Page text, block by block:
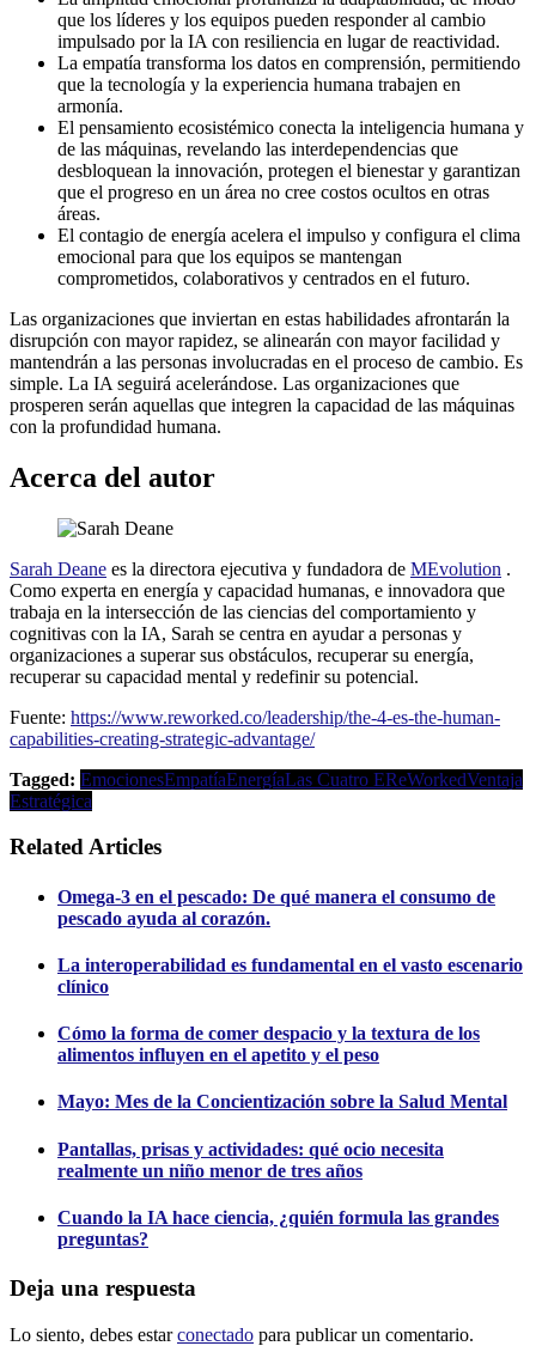
que los líderes y los equipos pueden responder al cambio
impulsado por la IA con resiliencia en lugar de reactividad.
La empatía transforma los datos en comprensión, permitiendo
que la tecnología y la experiencia humana trabajen en
armonía.
El pensamiento ecosistémico conecta la inteligencia humana y
de las máquinas, revelando las interdependencias que
desbloquean la innovación, protegen el bienestar y garantizan
que el progreso en un área no cree costos ocultos en otras
áreas.
El contagio de energía acelera el impulso y configura el clima
emocional para que los equipos se mantengan
comprometidos, colaborativos y centrados en el futuro.
Las organizaciones que inviertan en estas habilidades afrontarán la
disrupción con mayor rapidez, se alinearán con mayor facilidad y
mantendrán a las personas involucradas en el proceso de cambio. Es
simple. La IA seguirá acelerándose. Las organizaciones que
prosperen serán aquellas que integren la capacidad de las máquinas
con la profundidad humana.
Acerca del autor
Sarah Deane es la directora ejecutiva y fundadora de MEvolution .
Como experta en energía y capacidad humanas, e innovadora que
trabaja en la intersección de las ciencias del comportamiento y
cognitivas con la IA, Sarah se centra en ayudar a personas y
organizaciones a superar sus obstáculos, recuperar su energía,
recuperar su capacidad mental y redefinir su potencial.
Fuente: https://www.reworked.co/leadership/the-4-es-the-human-
capabilities-creating-strategic-advantage/
Tagged: EmocionesEmpatíaEnergíaLas Cuatro EReWorkedVentaja
Estratégica
Related Articles
Omega-3 en el pescado: De qué manera el consumo de
pescado ayuda al corazón.
La interoperabilidad es fundamental en el vasto escenario
clínico
Cómo la forma de comer despacio y la textura de los
alimentos influyen en el apetito y el peso
Mayo: Mes de la Concientización sobre la Salud Mental
Pantallas, prisas y actividades: qué ocio necesita
realmente un niño menor de tres años
Cuando la IA hace ciencia, ¿quién formula las grandes
preguntas?
Deja una respuesta
Lo siento, debes estarconectado para publicar un comentario.